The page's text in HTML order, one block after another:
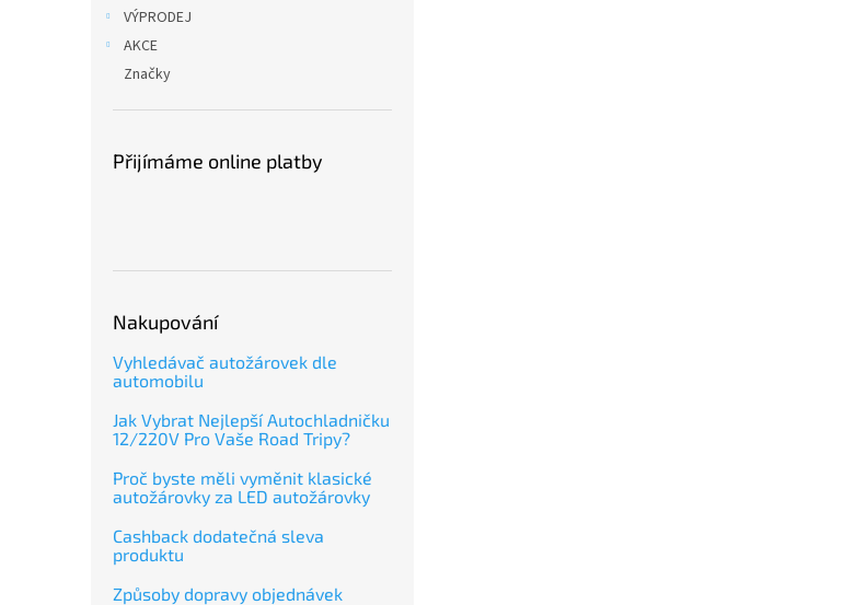
VÝPRODEJ
AKCE
Značky
Přijímáme online platby
Nakupování
Vyhledávač autožárovek dle
automobilu
Jak Vybrat Nejlepší Autochladničku
12/220V Pro Vaše Road Tripy?
Proč byste měli vyměnit klasické
autožárovky za LED autožárovky
Cashback dodatečná sleva
produktu
Způsoby dopravy objednávek